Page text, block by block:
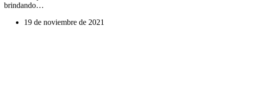
brindando…
19 de noviembre de 2021